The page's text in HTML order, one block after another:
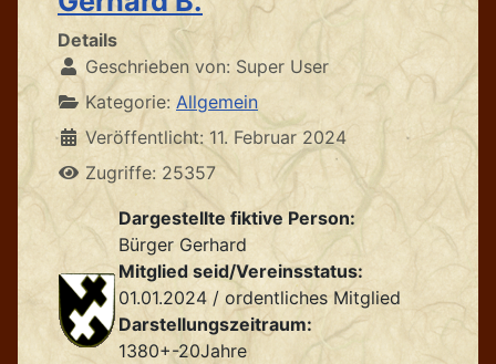
Details
Geschrieben von: Super User
Kategorie: Allgemein
Veröffentlicht: 11. Februar 2024
Zugriffe: 25357
Dargestellte fiktive Person:
Bürger Gerhard
Mitglied seid/Vereinsstatus:
01.01.2024 / ordentliches Mitglied
Darstellungszeitraum:
1380+-20Jahre